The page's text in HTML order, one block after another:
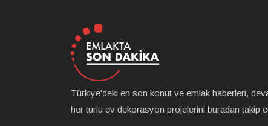
Türkiye'deki en son konut ve emlak haberleri,
her türlü ev dekorasyon projelerini buradan takip